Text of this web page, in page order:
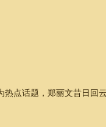
点话题，郑丽文昔日回